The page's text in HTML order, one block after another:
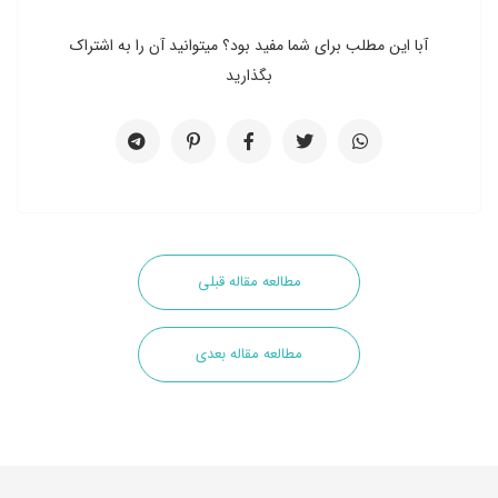
آبا این مطلب برای شما مفید بود؟ میتوانید آن را به اشتراک
بگذارید
مطالعه مقاله قبلی
مطالعه مقاله بعدی